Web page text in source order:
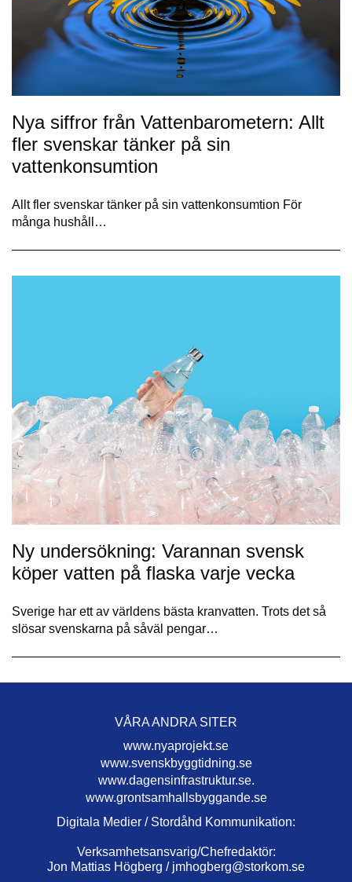
Nya siffror från Vattenbarometern: Allt
fler svenskar tänker på sin
vattenkonsumtion
Allt fler svenskar tänker på sin vattenkonsumtion För
många hushåll…
Ny undersökning: Varannan svensk
köper vatten på flaska varje vecka
Sverige har ett av världens bästa kranvatten. Trots det så
slösar svenskarna på såväl pengar…
VÅRA ANDRA SITER
www.nyaprojekt.se
www.svenskbyggtidning.se
www.dagensinfrastruktur.se.
www.grontsamhallsbyggande.se
Digitala Medier / Stordåhd Kommunikation:
Verksamhetsansvarig/Chefredaktör:
Jon Mattias Högberg / jmhogberg@storkom.se